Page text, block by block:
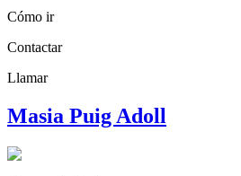
Cómo ir
Contactar
Llamar
Masia Puig Adoll